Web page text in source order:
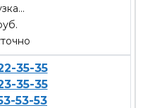
35-35
35-35
53-53